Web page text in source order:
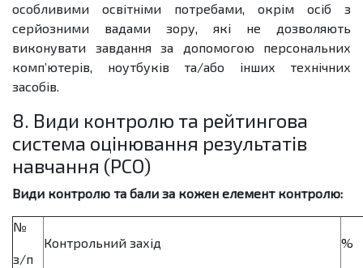
особливими освітніми потребами, окрім осіб з
серйозними вадами зору, які не дозволяють
виконувати завдання за допомогою персональних
комп’ютерів, ноутбуків та/або інших технічних
засобів.
8. Види контролю та рейтингова
система оцінювання результатів
навчання (РСО)
Види контролю та бали за кожен елемент контролю:
№
з/п
Контрольний захід %